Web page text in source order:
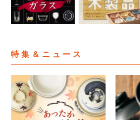
特集＆ニュース